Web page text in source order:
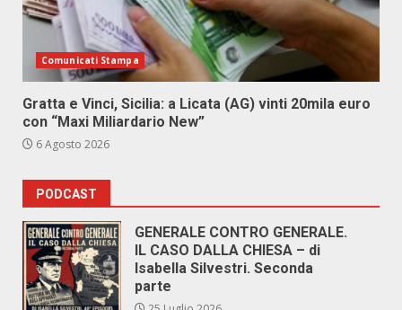
Comunicati Stampa
Gratta e Vinci, Sicilia: a Licata (AG) vinti 20mila euro
con “Maxi Miliardario New”
6 Agosto 2026
PODCAST
GENERALE CONTRO GENERALE.
IL CASO DALLA CHIESA – di
Isabella Silvestri. Seconda
parte